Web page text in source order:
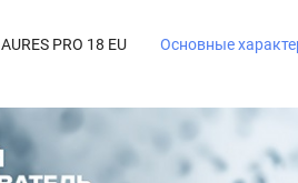
AURES PRO 18 EU Основные